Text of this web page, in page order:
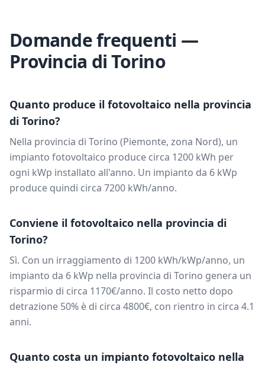
Domande frequenti —
Provincia diTorino
Quanto produce il fotovoltaico nella provincia
di Torino?
Nella provincia di Torino (Piemonte, zona Nord), un
impianto fotovoltaico produce circa 1200 kWh per
ogni kWp installato all'anno. Un impianto da 6 kWp
produce quindi circa 7200 kWh/anno.
Conviene il fotovoltaico nella provincia di
Torino?
Sì. Con un irraggiamento di 1200 kWh/kWp/anno, un
impianto da 6 kWp nella provincia di Torino genera un
risparmio di circa 1170€/anno. Il costo netto dopo
detrazione 50% è di circa 4800€, con rientro in circa 4.1
anni.
Quanto costa un impianto fotovoltaico nella